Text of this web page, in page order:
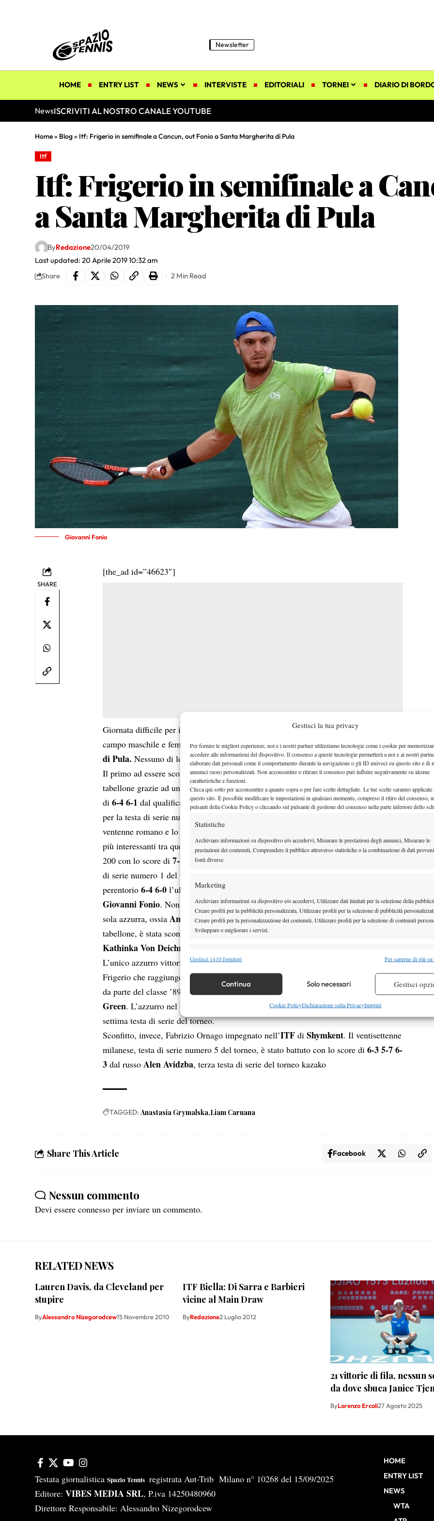
Gestisci la tua privacy
Per fornire le migliori esperienze, noi e i nostri partner utilizziamo tecnologie come i cookie per
accedere alle informazioni del dispositivo. Il consenso a queste tecnologie permetterà a noi e ai nostri
elaborare dati personali come il comportamento durante la navigazione o gli ID univoci su questo sito e di
annunci (non) personalizzati. Non acconsentire o ritirare il consenso può influire negativamente su alcune
caratteristiche e funzioni.
Clicca qui sotto per acconsentire a quanto sopra o per fare scelte dettagliate. Le tue scelte saranno applicate
questo sito. È possibile modificare le impostazioni in qualsiasi momento, compreso il ritiro del consenso,
pulsanti della Cookie Policy o cliccando sul pulsante di gestione del consenso nella parte inferiore dello
Statistiche
Archiviare informazioni su dispositivo e/o accedervi, Misurare le prestazioni degli annunci, Misurare le
prestazioni dei contenuti, Comprendere il pubblico attraverso statistiche o la combinazione di dati
fonti diverse.
Marketing
Archiviare informazioni su dispositivo e/o accedervi, Utilizzare dati limitati per la selezione della
Creare profili per la pubblicità personalizzata, Utilizzare profili per la selezione di pubblicità
Creare profili per la personalizzazione dei contenuti, Utilizzare profili per la selezione di contenuti
Sviluppare e migliorare i servizi.
Funzionalità
Identificare i dispositivi in base alle informazioni trasmesse automaticamente.
Garantire la sicurezza, prevenire e rilevare frodi, correggere errori,
Erogare e presentare pubblicità e contenuto, Salvare e comunicare le
Gestisci 1410 fornitori Per saperne di più
Continua Solo necessari Gestisci
Cookie PolicyDichiarazione sulla PrivacyImprint
Newsletter
HOME ENTRY LIST NEWS INTERVISTE EDITORIALI TORNEI DIARIO DI
NewsISCRIVITI AL NOSTRO CANALE YOUTUBE
Home» Blog» Itf: Frigerio in semifinale a Cancun, out Fonio a Santa Margherita di Pula
Itf
Itf: Frigerio in semifinale a
a Santa Margherita di Pula
Last updated: 20 Aprile 2019 10:32 am
ByRedazione20/04/2019
Share 2 Min Read
Giovanni Fonio
SHARE
[the_ad id=”46623″]
Giornata difficile per il tennis azzurro a livello
. Erano quattro gli azzurri, in
campo maschile e femminile, impegnati nei quarti del $25.000 diSanta Margherita
di Pula.Nessuno di loro, però, è riuscito a raggiungere il penultimo atto del torneo.
Il primo ad essere sconfitto, in ordine di tempo, è statoSamuele Ramazzotti, in
tabellone grazie ad una WC. Il classe ’99 marchigiano è stato sconfitto con lo score
di6-4 6-1 dal qualificato brasilianoWilson Leite. Successivamente sconfitta anche
per la testa di serie numero 3 del torneo, ossia
ventenne romano e lo svedese Christian Lindell
più interessanti tra quelle disputate oggi aPulaed è stata appunto vinta dall’ex top
200 con lo score di7-6(5) 3-6 6-2. Lindell
di serie numero 1 del torneo, ossia il ceco
perentorio6-4 6-0 l’ultimo italiano, in campo maschile, rimasto in tabellone, ossia
Giovanni Fonio. Non è andata meglio in campo femminile dove era presente una
sola azzurra, ossia Anastasia Grymalska. L’azzurra, testa di serie numero 7 del
tabellone, è stata sconfitta in rimonta1-6 6-3 6-3
Kathinka Von Deichmann
L’unico azzurro vittorioso nella giornata di oggi, a livello ITF, è stato Lorenzo
Frigerio che raggiunge la semifinale all’ITFdiCancun
. Quarto di finale dominato
da parte del classe ’89 lombardo che ha sconfitto
6-1 6-2
Cameron
Green. L’azzurro nel penultimo atto del torneo sfiderà lo statunitenseEvan Zhu
settima testa di serie del torneo.
Sconfitto, invece, Fabrizio Ornago impegnato nell’ITF diShymkent. Il ventisettenne
milanese, testa di serie numero 5 del torneo, è stato battuto con lo score di6-3 5-7 6-
3dal russo Alen Avidzba, terza testa di serie del torneo kazako
TAGGED: Anastasia Grymalska Liam Caruana
Share This Article Facebook
Nessun commento
Devi essere connesso per inviare un commento.
RELATED NEWS
Lauren Davis, da Cleveland per
stupire
ByAlessandro Nizegorodcew15 Novembre 2010
ITF Biella: Di Sarra e Barbieri
vicine al Main Draw
ByRedazione2 Luglio 2012
21 vittorie di fila, nessun
da dove sbuca Janice
ByLorenzo Ercoli27 Agosto 2025
Testata giornalistica Spazio Tennis registrata Aut-Trib Milano n° 10268 del 15/09/2025
Editore: VIBES MEDIA SRL, P.iva 14250480960
Direttore Responsabile: Alessandro Nizegorodcew
HOME
ENTRY LIST
NEWS
WTA